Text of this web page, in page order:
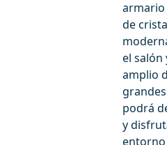
armario
de
el salón
amplio
podrá
y
entorno